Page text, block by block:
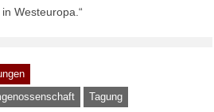
Westeuropa.“
Tagung